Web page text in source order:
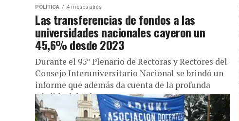
POLÍTICA 4 meses atrás
Las transferencias de fondos a las
universidades nacionales cayeron un
45,6% desde 2023
Durante el 95° Plenario de Rectoras y Rectores del
Consejo Interuniversitario Nacional se brindó un
informe que además da cuenta de la profunda
pérdida del valor...